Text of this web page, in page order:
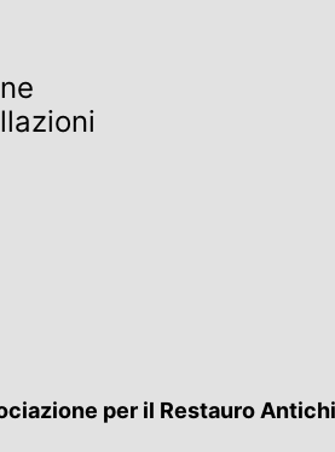
per il Restauro